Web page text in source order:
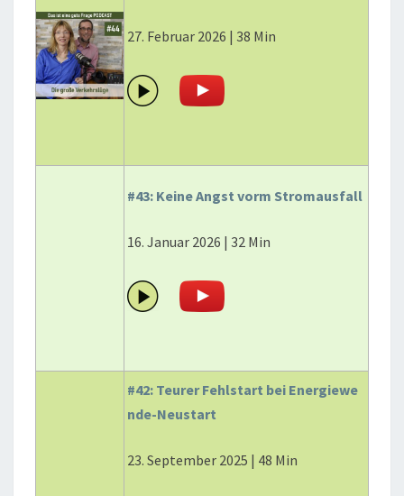
27. Februar 2026 | 38 Min
#43: Keine Angst vorm Stromausfall
16. Januar 2026 | 32 Min
#42: Teurer Fehlstart bei Energiewe
nde-Neustart
23. September 2025 | 48 Min